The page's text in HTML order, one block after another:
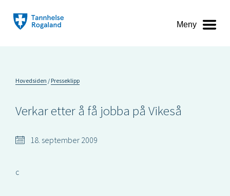
Meny
Hovedsiden Presseklipp
Verkar etter å få jobba på Vikeså
18. september 2009
c